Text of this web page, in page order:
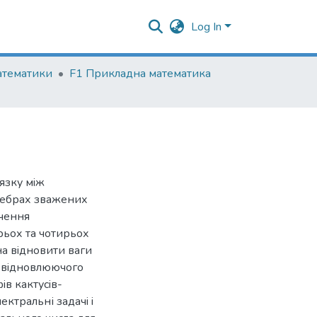
Log In
F1 Прикладна математика
мiж
зважених
та чотирьох
вiдновити ваги
кактусiв-
задачi i